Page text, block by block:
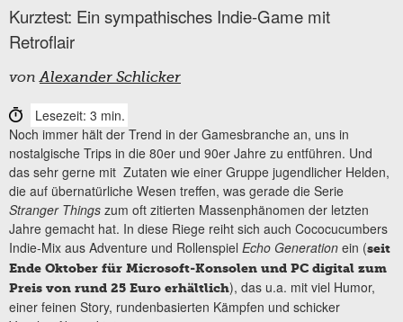
Kurztest: Ein sympathisches Indie-Game mit
Retroflair
vonAlexander Schlicker
Lesezeit: 3 min.
Noch immer hält der Trend in der Gamesbranche an, uns in
nostalgische Trips in die 80er und 90er Jahre zu entführen. Und
das sehr gerne mit Zutaten wie einer Gruppe jugendlicher Helden,
die auf übernatürliche Wesen treffen, was gerade die Serie
Stranger Things zum oft zitierten Massenphänomen der letzten
Jahre gemacht hat. In diese Riege reiht sich auch Cococucumbers
Indie-Mix aus Adventure und Rollenspiel Echo Generation ein (seit
Ende Oktober für Microsoft-Konsolen und PC digital zum
Preis von rund 25 Euro erhältlich), das u.a. mit viel Humor,
einer feinen Story, rundenbasierten Kämpfen und schicker